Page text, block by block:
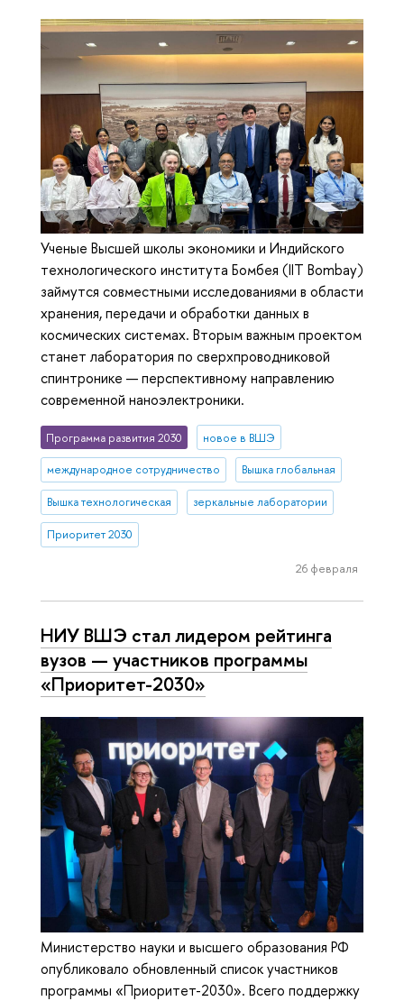
Ученые Высшей школы экономики и Индийского
технологического института Бомбея (IIT Bombay)
займутся совместными исследованиями в области
хранения, передачи и обработки данных в
космических системах. Вторым важным проектом
станет лаборатория по сверхпроводниковой
спинтронике — перспективному направлению
современной наноэлектроники.
Программа развития 2030 новое в ВШЭ
международное сотрудничество Вышка глобальная
Вышка технологическая зеркальные лаборатории
Приоритет 2030
26 февраля
НИУ ВШЭ стал лидером рейтинга
вузов — участников программы
«Приоритет-2030»
Министерство науки и высшего образования РФ
опубликовало обновленный список участников
программы «Приоритет-2030». Всего поддержку